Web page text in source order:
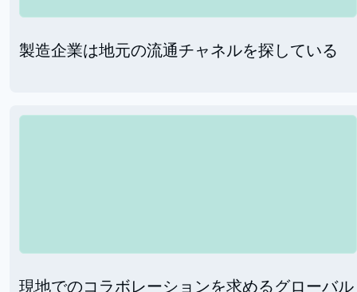
製造企業は地元の流通チャネルを探している
現地でのコラボレーションを求めるグローバル